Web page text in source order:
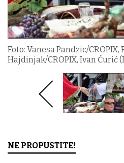
Foto: Vanesa Pandzic/CROPIX,
Hajdinjak/CROPIX, Ivan Ćurić
NE PROPUSTITE!